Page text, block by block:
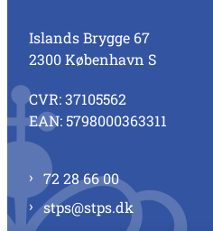
Islands Brygge 67
2300 København S
CVR: 37105562
EAN: 5798000363311
72 28 66 00
stps@stps.dk